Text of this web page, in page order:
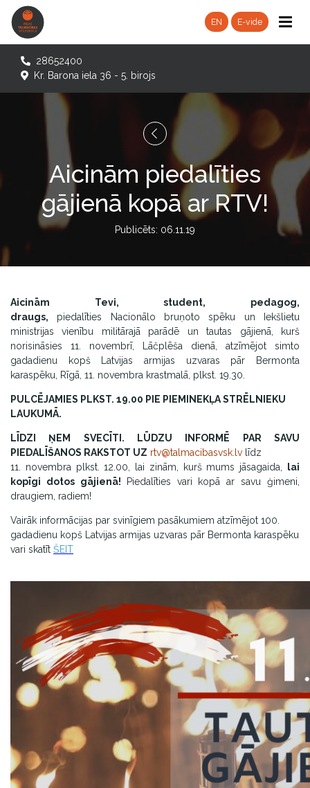
EN E-vide
28652400
Kr. Barona iela 36 - 5. birojs
Aicinām piedalīties
gājienā kopā ar RTV!
Publicēts: 06.11.19
Aicinām Tevi, student, pedagog,
draugs, piedalīties Nacionālo bruņoto spēku un Iekšlietu
ministrijas vienību militārajā parādē un tautas gājienā, kurš
norisināsies 11. novembrī, Lāčplēša dienā, atzīmējot simto
gadadienu kopš Latvijas armijas uzvaras pār Bermonta
karaspēku, Rīgā, 11. novembra krastmalā, plkst. 19.30.
PULCĒJAMIES PLKST. 19.00 PIE PIEMINEKĻA STRĒLNIEKU
LAUKUMĀ.
LĪDZI ŅEM SVECĪTI. LŪDZU INFORMĒ PAR SAVU
PIEDALĪŠANOS RAKSTOT UZ rtv@talmacibasvsk.lv līdz
11. novembra plkst. 12.00, lai zinām, kurš mums jāsagaida,
lai
kopīgi dotos gājienā!
Piedalīties vari kopā ar savu ģimeni,
draugiem, radiem!
Vairāk informācijas par svinīgiem pasākumiem atzīmējot 100.
gadadienu kopš Latvijas armijas uzvaras pār Bermonta karaspēku
vari skatīt ŠEIT